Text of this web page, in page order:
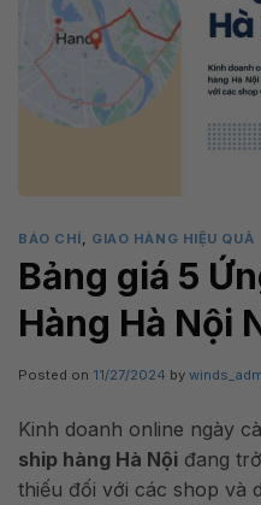
BÁO CHÍ, GIAO HÀNG HIỆU QUẢ
Bảng giá 5
Hàng Hà Nội
Posted on 11/27/2024 by
Kinh doanh online ngày
ship hàng Hà Nội đang
thiếu đối với các shop và